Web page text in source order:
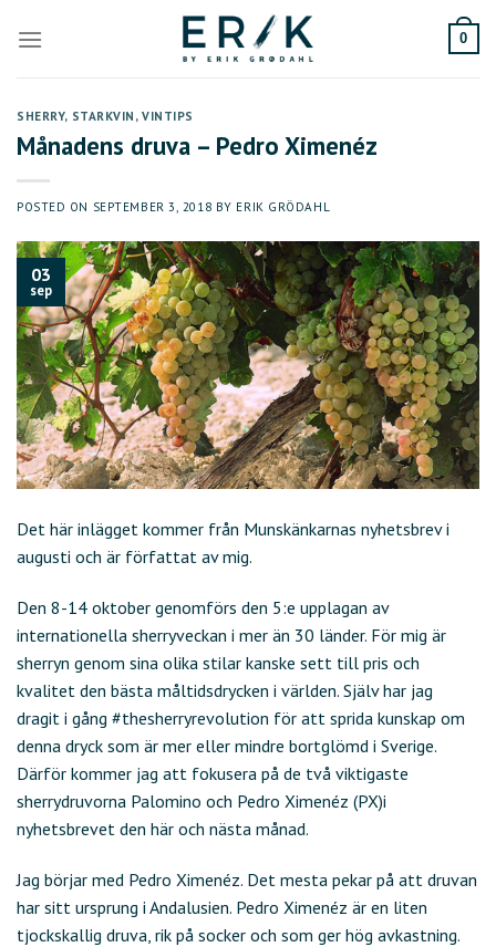
0
SHERRY, STARKVIN ,VINTIPS
Månadens druva – Pedro Ximenéz
POSTED ON SEPTEMBER 3, 2018 BY ERIK GRÖDAHL
03
sep
Det här inlägget kommer från Munskänkarnas nyhetsbrev i
augusti och är författat av mig.
Den 8-14 oktober genomförs den 5:e upplagan av
internationella sherryveckan i mer än 30 länder. För mig är
sherryn genom sina olika stilar kanske sett till pris och
kvalitet den bästa måltidsdrycken i världen. Själv har jag
dragit i gång #thesherryrevolution för att sprida kunskap om
denna dryck som är mer eller mindre bortglömd i Sverige.
Därför kommer jag att fokusera på de två viktigaste
sherrydruvorna Palomino och Pedro Ximenéz (PX)i
nyhetsbrevet den här och nästa månad.
Jag börjar med Pedro Ximenéz. Det mesta pekar på att druvan
har sitt ursprung i Andalusien. Pedro Ximenéz är en liten
tjockskallig druva, rik på socker och som ger hög avkastning.